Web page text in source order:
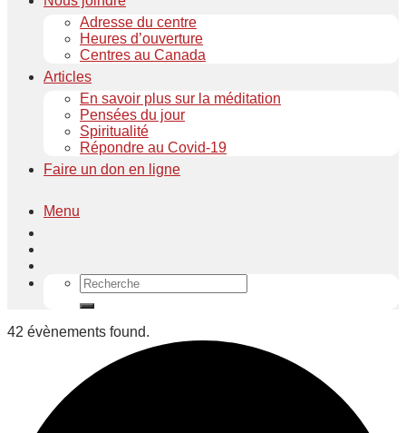
Adresse du centre
Heures d’ouverture
Centres au Canada
Articles
En savoir plus sur la méditation
Pensées du jour
Spiritualité
Répondre au Covid-19
Faire un don en ligne
Menu
42 évènements found.